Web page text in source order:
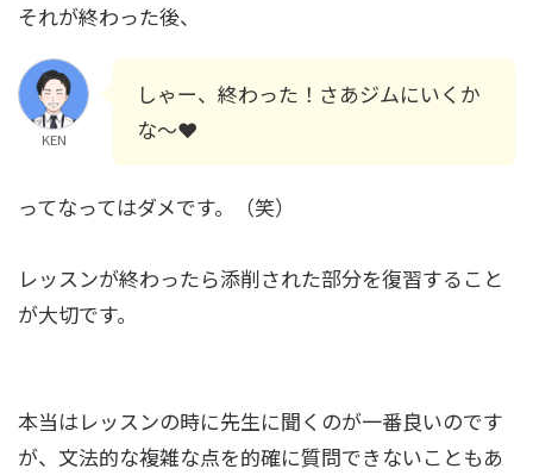
それが終わった後、
KEN
しゃー、終わった！さあジムにいくか
な〜❤︎
ってなってはダメです。（笑）
レッスンが終わったら添削された部分を復習すること
が大切です。
本当はレッスンの時に先生に聞くのが一番良いのです
が、文法的な複雑な点を的確に質問できないこともあ